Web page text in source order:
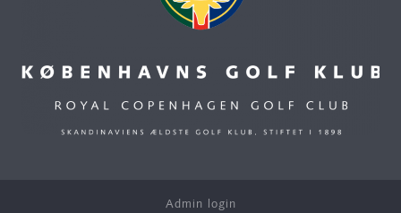
Admin login